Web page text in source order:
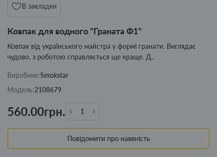
В закладки
Ковпак для водного "Граната Ф1"
Ковпак від українського майстра у формі гранати. Виглядає
чудово, з роботою справляється ще краще. Д..
Виробник:Smokstar
Модель:2108679
560.00грн.
Повідомити про наявність